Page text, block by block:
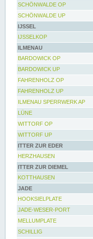
SCHÖNWALDE OP
SCHÖNWALDE UP
IJSSEL
IJSSELKOP
ILMENAU
BARDOWICK OP
BARDOWICK UP
FAHRENHOLZ OP
FAHRENHOLZ UP
ILMENAU SPERRWERK AP
LÜNE
WITTORF OP
WITTORF UP
ITTER ZUR EDER
HERZHAUSEN
ITTER ZUR DIEMEL
KOTTHAUSEN
JADE
HOOKSIELPLATE
JADE-WESER-PORT
MELLUMPLATE
SCHILLIG